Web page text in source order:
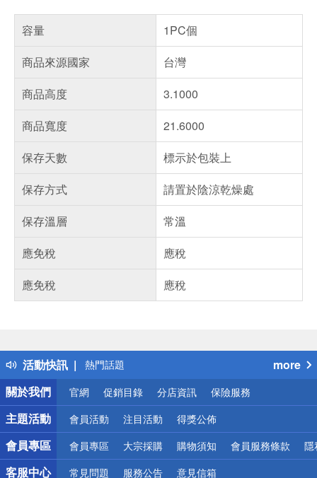
容量
1PC個
商品來源國家
台灣
商品高度
3.1000
商品寬度
21.6000
保存天數
標示於包裝上
保存方式
請置於陰涼乾燥處
保存溫層
常溫
應免稅
應稅
應免稅
應稅
活動快訊
得獎公告
熱門話題
銀行優惠
偏遠地區配送
詐騙網頁！請小心！
more
關於我們
官網 促銷目錄 分店資訊 保險服務
主題活動 會員活動 注目活動 得獎公佈
會員專區 會員專區 大宗採購 購物須知 會員服務條款 隱
客服中心 常見問題 服務公告 意見信箱